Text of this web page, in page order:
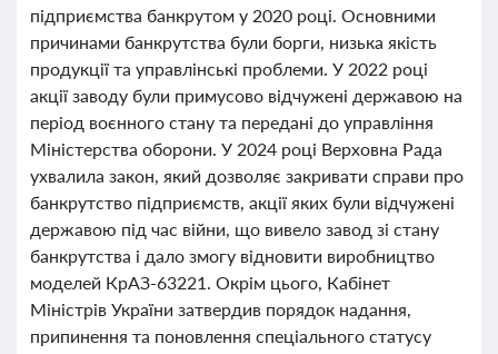
підприємства банкрутом у 2020 році. Основними
причинами банкрутства були борги, низька якість
продукції та управлінські проблеми. У 2022 році
акції заводу були примусово відчужені державою на
період воєнного стану та передані до управління
Міністерства оборони. У 2024 році Верховна Рада
ухвалила закон, який дозволяє закривати справи про
банкрутство підприємств, акції яких були відчужені
державою під час війни, що вивело завод зі стану
банкрутства і дало змогу відновити виробництво
моделей КрАЗ-63221. Окрім цього, Кабінет
Міністрів України затвердив порядок надання,
припинення та поновлення спеціального статусу